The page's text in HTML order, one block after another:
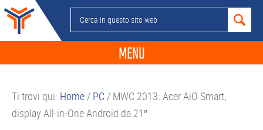
Passa
alla
navigazione
Passa
contenuto
Passa
alla
barra
Passa
piè
Cerca
in
sito
MENU
GUIDE ACQUISTO
Ti trovi qui: Home/ PC/ MWC 2013: Acer AiO Smart,
display All-in-One Android da 21″